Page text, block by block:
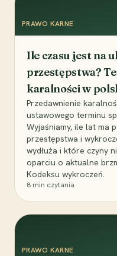
PRAWO KARNE
Ile czasu jest na
przestępstwa?
karalności w
Przedawnienie
ustawowego terminu
Wyjaśniamy, ile lat ma
przestępstwa i
wydłuża i które czyny
oparciu o aktualne
Kodeksu wykroczeń.
8 min czytania
PRAWO KARNE